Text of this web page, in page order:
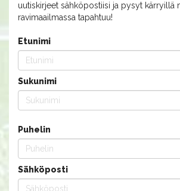
uutiskirjeet sähköpostiisi ja pysyt kärryillä
ravimaailmassa tapahtuu!
Etunimi
Sukunimi
Puhelin
Sähköposti